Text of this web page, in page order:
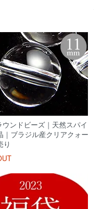
ウンドビーズ｜天然スパイ
｜ブラジル産クリアクォー
り